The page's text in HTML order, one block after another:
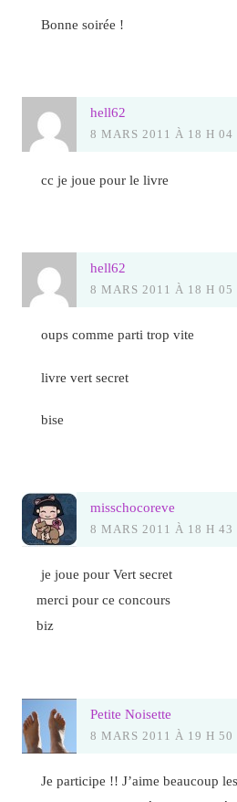
Bonne soirée !
hell62
8 MARS 2011 À 18 H 04
cc je joue pour le livre
hell62
8 MARS 2011 À 18 H 05
oups comme parti trop vite
livre vert secret
bise
misschocoreve
8 MARS 2011 À 18 H 43
je joue pour Vert secret
merci pour ce concours
biz
Petite Noisette
8 MARS 2011 À 19 H 50
Je participe !! J’aime beaucoup